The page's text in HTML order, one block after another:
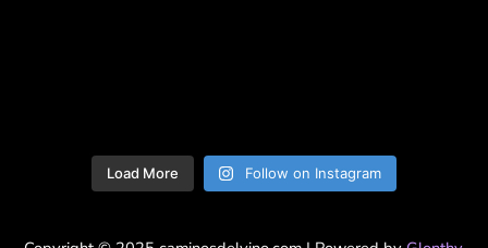
Load More Follow on Instagram